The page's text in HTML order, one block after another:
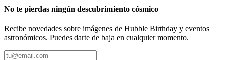
No te pierdas ningún descubrimiento cósmico
Recibe novedades sobre imágenes de Hubble Birthday y eventos
astronómicos. Puedes darte de baja en cualquier momento.